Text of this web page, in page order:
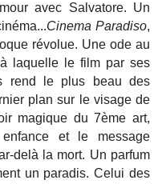
avec Salvatore. Un
Cinema Paradiso,
révolue. Une ode au
laquelle le film par ses
rend le plus beau des
plan sur le visage de
magique du 7ème art,
et le message
delà la mort. Un parfum
un paradis. Celui des